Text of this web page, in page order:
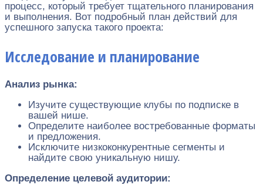
процесс, который требует тщательного планирования
и выполнения. Вот подробный план действий для
успешного запуска такого проекта:
Исследование и планирование
Анализ рынка:
Изучите существующие клубы по подписке в
вашей нише.
Определите наиболее востребованные форматы
и предложения.
Исключите низкоконкурентные сегменты и
найдите свою уникальную нишу.
Определение целевой аудитории: